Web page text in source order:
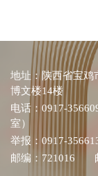
地址：陕西省宝鸡
博文楼14楼
电话：0917-
室）
举报：0917-
邮编：721016 邮